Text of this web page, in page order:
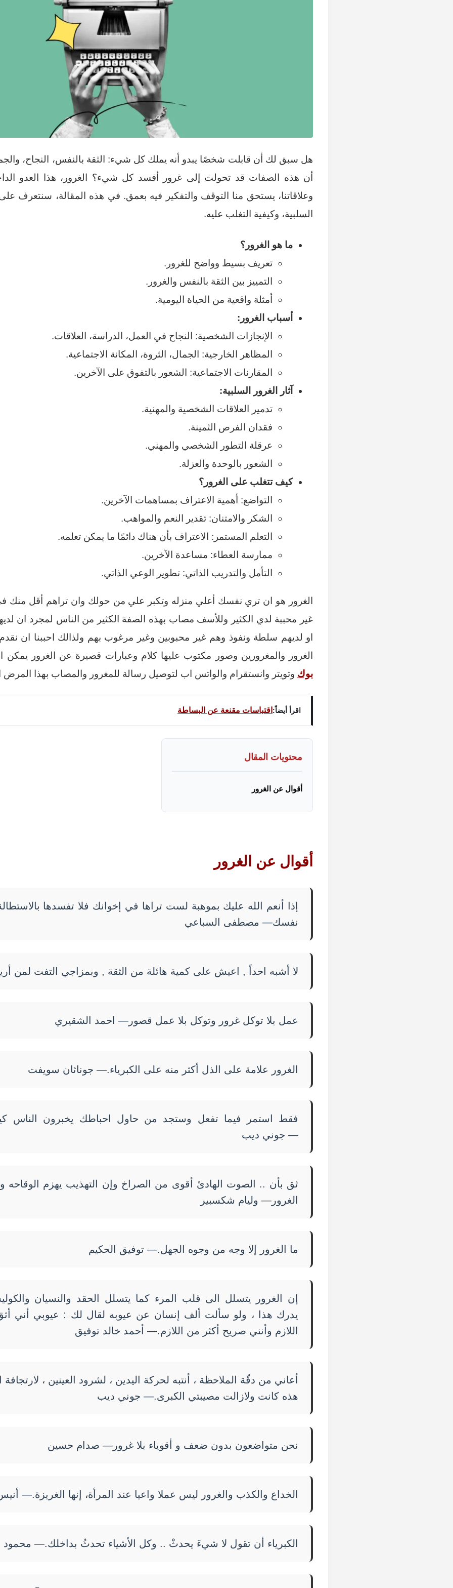
هل سبق لك أن قابلت شخصًا يبدو أنه يملك كل شيء: الثقة بالنفس، النجاح،
أن هذه الصفات قد تحولت إلى غرور أفسد كل شيء؟ الغرور، هذا العدو
وعلاقاتنا، يستحق منا التوقف والتفكير فيه بعمق. في هذه المقالة، سنتعرف على
السلبية، وكيفية التغلب عليه.
ما هو الغرور؟
تعريف بسيط وواضح للغرور.
التمييز بين الثقة بالنفس والغرور.
أمثلة واقعية من الحياة اليومية.
أسباب الغرور:
الإنجازات الشخصية: النجاح في العمل، الدراسة، العلاقات.
المظاهر الخارجية: الجمال، الثروة، المكانة الاجتماعية.
المقارنات الاجتماعية: الشعور بالتفوق على الآخرين.
آثار الغرور السلبية:
تدمير العلاقات الشخصية والمهنية.
فقدان الفرص الثمينة.
عرقلة التطور الشخصي والمهني.
الشعور بالوحدة والعزلة.
كيف تتغلب على الغرور؟
التواضع: أهمية الاعتراف بمساهمات الآخرين.
الشكر والامتنان: تقدير النعم والمواهب.
التعلم المستمر: الاعتراف بأن هناك دائمًا ما يمكن تعلمه.
ممارسة العطاء: مساعدة الآخرين.
التأمل والتدريب الذاتي: تطوير الوعي الذاتي.
الغرور هو ان تري نفسك أعلي منزله وتكبر علي من حولك وان تراهم أقل منك
غير محببة لدي الكثير وللأسف مصاب بهذه الصفة الكثير من الناس لمجرد ان
او لديهم سلطة ونفوذ وهم غير محبوبين وغير مرغوب بهم ولذالك احببنا ان
الغرور والمغرورين وصور مكتوب عليها كلام وعبارات قصيرة عن الغرور يمكن
بوك وتويتر وانستقرام والواتس اب لتوصيل رسالة للمغرور والمصاب بهذا المرض
اقرأ أيضاً: اقتباسات مقنعة عن البساطة
محتويات المقال
أقوال عن الغرور
أقوال عن الغرور
إذا أنعم الله عليك بموهبة لست تراها في إخوانك فلا تفسدها
نفسك— مصطفى السباعي
لا أشبه احداً , اعيش على كمية هائلة من الثقة , وبمزاجي التفت لمن
عمل بلا توكل غرور وتوكل بلا عمل قصور— احمد الشقيري
الغرور علامة على الذل أكثر منه على الكبرياء.— جوناثان سويفت
فقط استمر فيما تفعل وستجد من حاول احباطك يخبرون الناس
— جوني ديب
ثق بأن .. الصوت الهادئ أقوى من الصراخ وإن التهذيب يهزم الوقاحه
الغرور— وليام شكسبير
ما الغرور إلا وجه من وجوه الجهل.— توفيق الحكيم
إن الغرور يتسلل الى قلب المرء كما يتسلل الحقد والنسيان
يدرك هذا ، ولو سألت ألف إنسان عن عيوبه لقال لك : عيوبي أني
اللازم وأنني صريح أكثر من اللازم.— أحمد خالد توفيق
أعاني من دقّة الملاحظة ، أنتبه لحركة اليدين ، لشرود العينين ،
هذه كانت ولازالت مصيبتي الكبرى.— جوني ديب
نحن متواضعون بدون ضعف و أقوياء بلا غرور— صدام حسين
الخداع والكذب والغرور ليس عملا واعيا عند المرأة، إنها الغريزة.—
الكبرياء أن تقول لا شيءَ يحدثْ .. وكل الأشياء تحدثُ بداخلك.—